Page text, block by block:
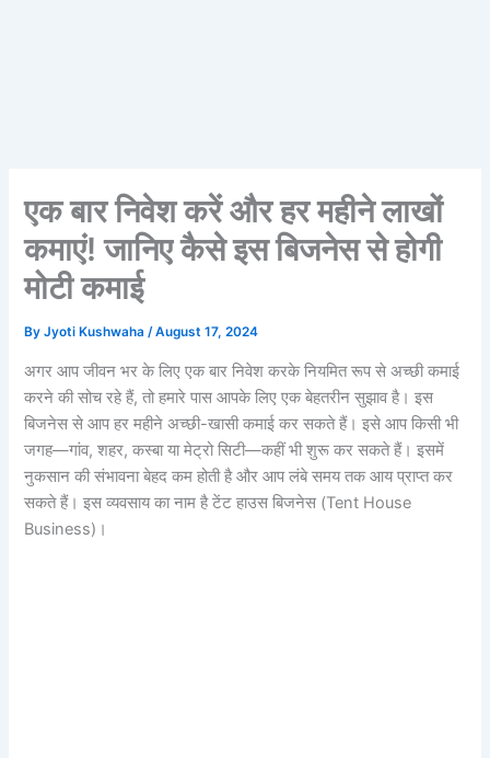
एक बार निवेश करें और हर महीने लाखों
कमाएं! जानिए कैसे इस बिजनेस से होगी
मोटी कमाई
ByJyoti Kushwaha/August 17, 2024
अगर आप जीवन भर के लिए एक बार निवेश करके नियमित रूप से अच्छी कमाई
करने की सोच रहे हैं, तो हमारे पास आपके लिए एक बेहतरीन सुझाव है। इस
बिजनेस से आप हर महीने अच्छी-खासी कमाई कर सकते हैं। इसे आप किसी भी
जगह—गांव, शहर, कस्बा या मेट्रो सिटी—कहीं भी शुरू कर सकते हैं। इसमें
नुकसान की संभावना बेहद कम होती है और आप लंबे समय तक आय प्राप्त कर
सकते हैं। इस व्यवसाय का नाम है टेंट हाउस बिजनेस (Tent House
Business)।